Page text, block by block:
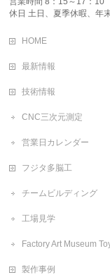
休日 土日、夏季休暇、年
HOME
最新情報
技術情報
CNC三次元測定
営業日カレンダー
フジタ多脳工
チームビルディング
工場見学
Factory Art Museum
製作事例